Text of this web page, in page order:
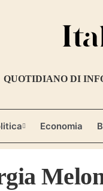
QUOTIDIANO DI
Economia